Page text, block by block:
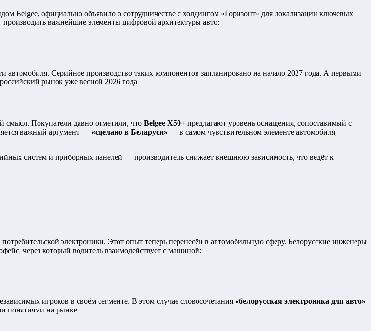
Belgee, официально объявило о сотрудничестве с холдингом «Горизонт» для локализации ключевых
важнейшие элементы цифровой архитектуры авто:
Серийное производство таких компонентов запланировано на начало 2027 года. А первыми
рынок уже весной 2026 года.
смысл. Покупатели давно отметили, что Belgee X50+ предлагают уровень оснащения, сопоставимый с
важный аргумент — «сделано в Беларуси» — в самом чувствительном элементе автомобиля,
систем и приборных панелей — производитель снижает внешнюю зависимость, что ведёт к
электроники. Этот опыт теперь перенесён в автомобильную сферу. Белорусские инженеры
через который водитель взаимодействует с машиной:
игроков в своём сегменте. В этом случае словосочетания «белорусская электроника для авто»
понятиями на рынке.